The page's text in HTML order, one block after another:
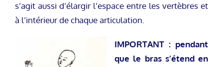
s’agit aussi d’élargir l’espace entre les vertèbres et
à l’intérieur de chaque articulation.
IMPORTANT : pendant
que le bras s’étend en